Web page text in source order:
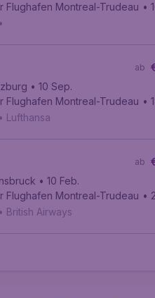
Flughafen Montreal-Trudeau •
•
ab
• 10 Sep.
Flughafen Montreal-Trudeau •
• Lufthansa
ab
• 10 Feb.
Flughafen Montreal-Trudeau •
• British Airways